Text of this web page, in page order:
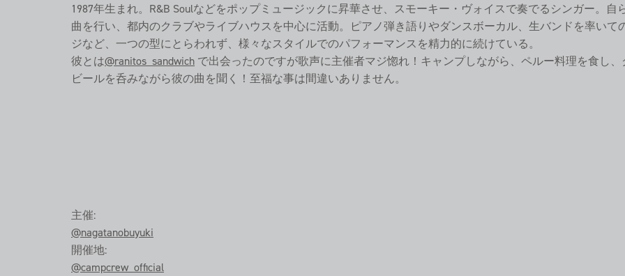
1987年生まれ。R&B Soulなどをポップミュージックに昇華させ、スモーキー・ヴォイスで奏でるシンガー。自
曲を行い、都内のクラブやライブハウスを中心に活動。ピアノ弾き語りやダンスボーカル、生バンドを率いて
ジなど、一つの型にとらわれず、様々なスタイルでのパフォーマンスを精力的に続けている。
彼とは@ranitos_sandwich で出会ったのですが歌声に主催者マジ惚れ！キャンプしながら、ペルー料理を食し、
ビールを呑みながら彼の曲を聞く！至福な事は間違いありません。
主催:
@nagatanobuyuki
開催地:
@campcrew_official